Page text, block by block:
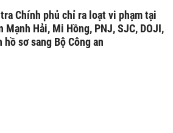
Chính phủ chỉ ra loạt vi phạm tại
Mạnh Hải, Mi Hồng, PNJ, SJC, DOJI,
hồ sơ sang Bộ Công an